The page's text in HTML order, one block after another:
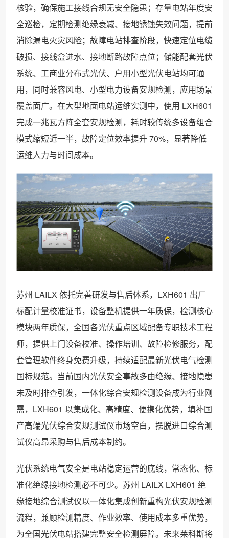
核验，确保施工接线合规无安全隐患；存量电站年度安
全巡检，定期检测绝缘衰减、接地锈蚀失效问题，提前
消除漏电火灾风险；故障电站排查阶段，快速定位电缆
破损、接线盒进水、接地断路故障点位；储能配套光伏
系统、工商业分布式光伏、户用小型光伏电站均可通
用，同时兼容风电、小型电力设备安规检测，应用场景
覆盖面广。在大型地面电站运维实测中，使用 LXH601
完成一兆瓦方阵全套安规检测，耗时较传统多设备组合
模式缩短近一半，故障定位效率提升 70%，显著降低
运维人力与时间成本。
苏州 LAILX 依托完善研发与售后体系，LXH601 出厂
标配计量校准证书，设备整机提供一年质保，检测核心
模块两年质保，全国各光伏重点区域配备专职技术工程
师，提供上门设备校准、操作培训、故障检修服务，配
套管理软件终身免费升级，持续适配最新光伏电气检测
国标规范。当前国内光伏安全事故多由绝缘、接地隐患
未及时排查引发，一体化综合安规检测设备成为行业刚
需，LXH601 以集成化、高精度、便携化优势，填补国
产高端光伏综合安规测试仪市场空白，摆脱进口综合测
试仪高昂采购与售后成本制约。
光伏系统电气安全是电站稳定运营的底线，常态化、标
准化绝缘接地检测必不可少。苏州 LAILX LXH601 绝
缘接地综合测试仪以一体化集成创新重构光伏安规检测
流程，兼顾检测精度、作业效率、使用成本多重优势，
为全国光伏电站搭建完整安全检测屏障。未来莱科斯将